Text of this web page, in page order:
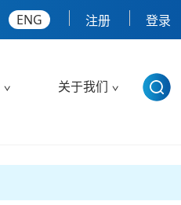
ENG 注册 登录
关于我们